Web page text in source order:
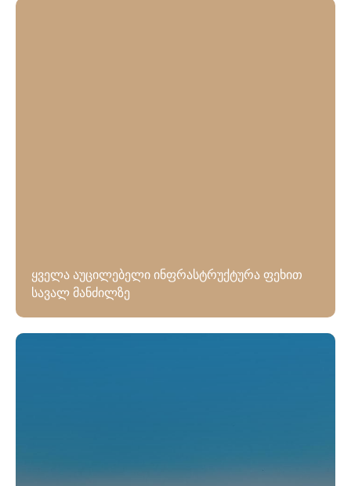
ყველა აუცილებელი ინფრასტრუქტურა ფეხით
სავალ მანძილზე